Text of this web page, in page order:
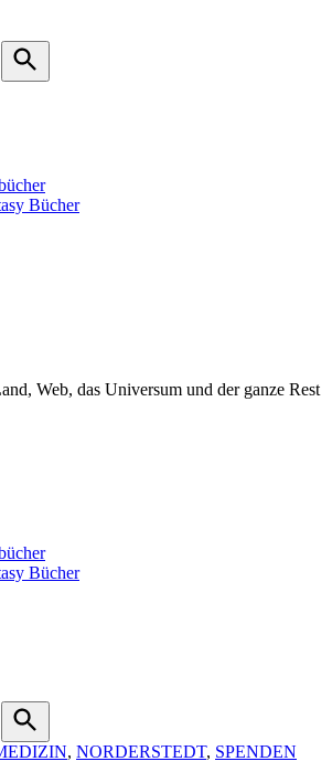
Search
Bücher
Web, das Universum und der ganze Rest
Bücher
Search, NORDERSTEDT, SPENDEN